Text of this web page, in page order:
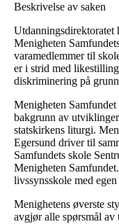
Beskrivelse av saken
Utdanningsdirektoratet
Menigheten
varamedlemmer til
er i strid med
diskriminering på
Menigheten
bakgrunn av
statskirkens liturgi.
Egersund driver til
Samfundets skole
Menigheten
livssynsskole med
Menighetens øverste
avgjør alle spørsmål